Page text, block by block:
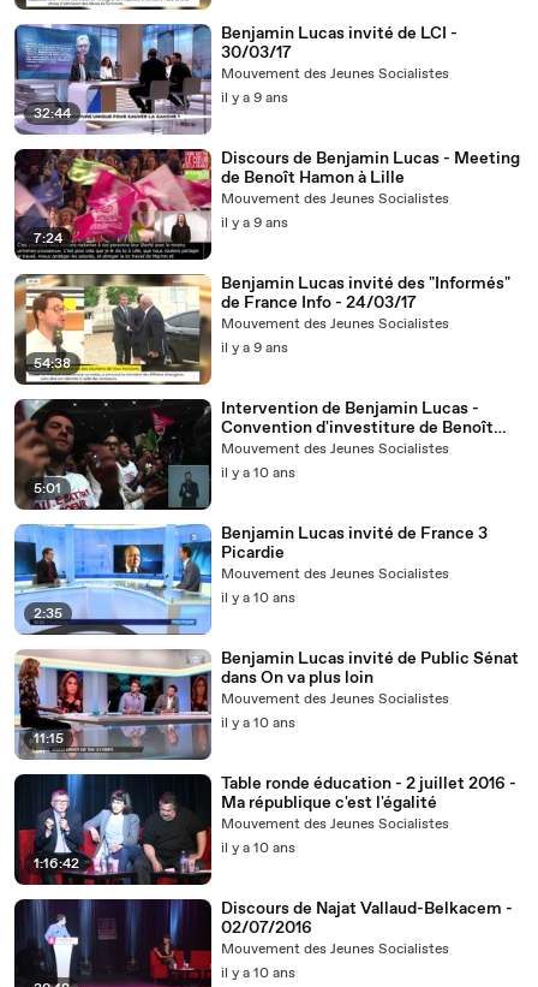
32:44
Benjamin Lucas invité de LCI -
30/03/17
Mouvement des Jeunes Socialistes
il y a 9 ans
7:24
Discours de Benjamin Lucas - Meeting
de Benoît Hamon à Lille
Mouvement des Jeunes Socialistes
il y a 9 ans
54:38
Benjamin Lucas invité des "Informés"
de France Info - 24/03/17
Mouvement des Jeunes Socialistes
il y a 9 ans
5:01
Intervention de Benjamin Lucas -
Convention d'investiture de Benoît
Hamon
Mouvement des Jeunes Socialistes
il y a 10 ans
2:35
Benjamin Lucas invité de France 3
Picardie
Mouvement des Jeunes Socialistes
il y a 10 ans
11:15
Benjamin Lucas invité de Public Sénat
dans On va plus loin
Mouvement des Jeunes Socialistes
il y a 10 ans
1:16:42
Table ronde éducation - 2 juillet 2016 -
Ma république c'est l'égalité
Mouvement des Jeunes Socialistes
il y a 10 ans
Discours de Najat Vallaud-Belkacem -
02/07/2016
Mouvement des Jeunes Socialistes
il y a 10 ans